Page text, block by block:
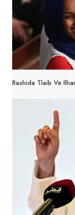
Rashida Tlaib Ve